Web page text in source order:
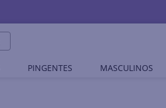
PINGENTES MASCULINOS